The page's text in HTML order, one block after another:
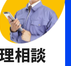
相談